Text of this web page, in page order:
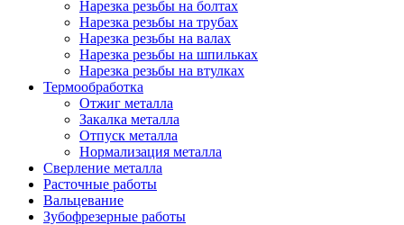
Нарезка резьбы на болтах
Нарезка резьбы на трубах
Нарезка резьбы на валах
Нарезка резьбы на шпильках
Нарезка резьбы на втулках
Термообработка
Отжиг металла
Закалка металла
Отпуск металла
Нормализация металла
Сверление металла
Расточные работы
Вальцевание
Зубофрезерные работы